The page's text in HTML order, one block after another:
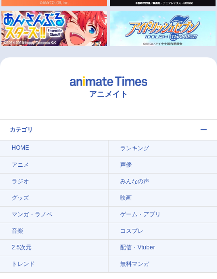
アニメイト
カテゴリ
HOME ランキング
アニメ 声優
ラジオ みんなの声
グッズ 映画
マンガ・ラノベ ゲーム・アプリ
音楽 コスプレ
2.5次元 配信・Vtuber
トレンド 無料マンガ